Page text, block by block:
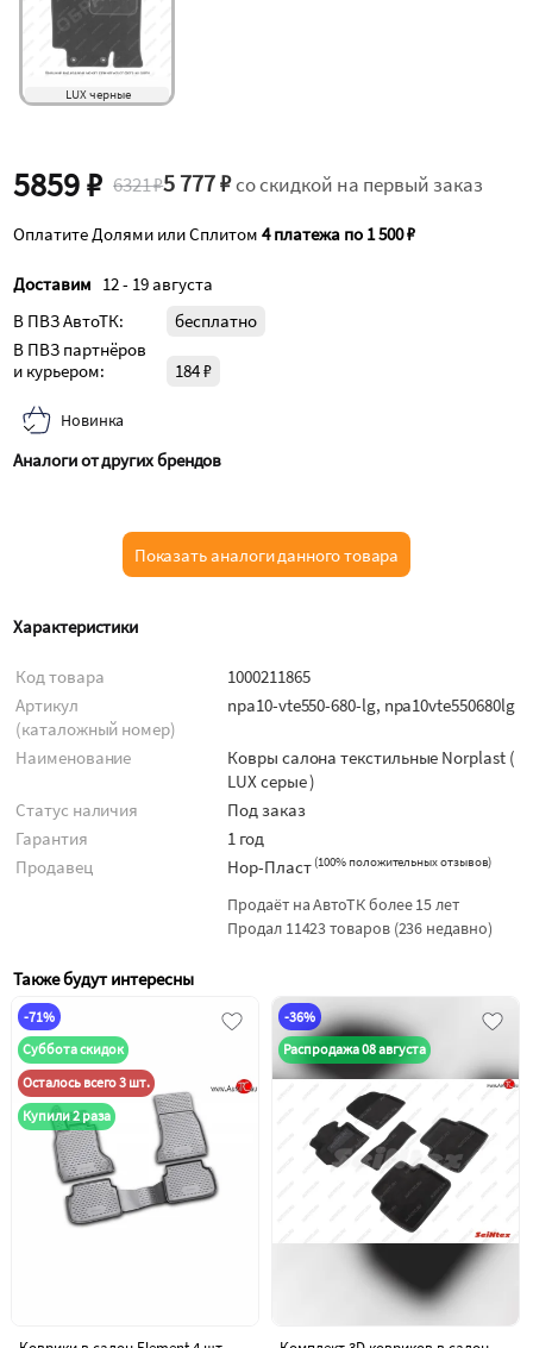
LUX черные
5859 ₽ 6321 ₽5 777 ₽со скидкой на первый заказ
Оплатите Долями или Сплитом4 платежа по 1 500 ₽
Доставим 12 - 19 августа
В ПВЗ АвтоТК:
бесплатно
В ПВЗ партнёров
и курьером:
184 ₽
Новинка
Аналоги от других брендов
Показать аналоги данного товара
Характеристики
Код товара
1000211865
Артикул
(каталожный номер)
npa10-vte550-680-lg, npa10vte550680lg
Наименование
Ковры салона текстильные Norplast (
LUX серые )
Статус наличия
Под заказ
Гарантия
1 год
Продавец
Нор-Пласт (100% положительных отзывов)
Продаёт на АвтоТК более 15 лет
Продал 11423 товаров (236 недавно)
Также будут интересны
-71%
Суббота скидок
Осталось всего 3 шт.
Купили 2 раза
-36%
Распродажа 08 августа